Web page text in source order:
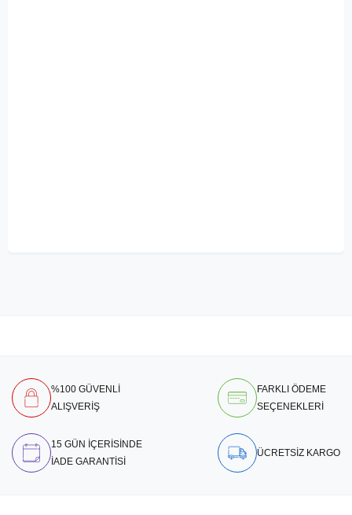
%100 GÜVENLİ
ALIŞVERİŞ
FARKLI ÖDEME
SEÇENEKLERİ
15 GÜN İÇERİSİNDE
İADE GARANTİSİ
ÜCRETSİZ KARGO